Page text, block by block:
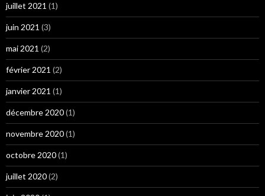
juillet 2021 (1)
juin 2021 (3)
mai 2021 (2)
février 2021 (2)
janvier 2021 (1)
décembre 2020(1)
novembre 2020(1)
octobre 2020(1)
juillet 2020(2)